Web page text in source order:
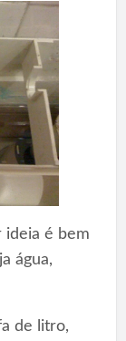
ideia é bem
água,
de litro,